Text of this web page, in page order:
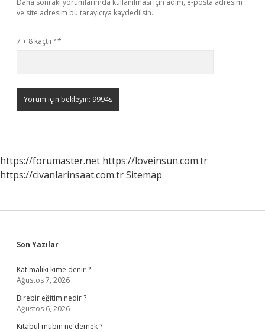
Daha sonraki yorumlarımda kullanılması için adım, e-posta adresim
ve site adresim bu tarayıcıya kaydedilsin.
7 + 8 kaçtır?*
https://forumaster.net https://loveinsun.com.tr
https://civanlarinsaat.com.trSitemap
Sidebar
Son Yazılar
Kat maliki kime denir ?
Ağustos 7, 2026
Birebir eğitim nedir ?
Ağustos 6, 2026
Kitabul mubin ne demek ?